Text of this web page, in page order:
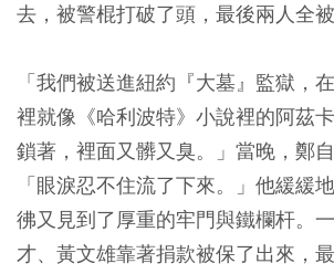
去，被警棍打破了頭，最後兩人全被
「我們被送進紐約『大墓』監獄，
裡就像《哈利波特》小說裡的阿茲
鎖著，裡面又髒又臭。」當晚，鄭
「眼淚忍不住流了下來。」他緩緩
彿又見到了厚重的牢門與鐵欄杆。
才、黃文雄靠著捐款被保了出來，